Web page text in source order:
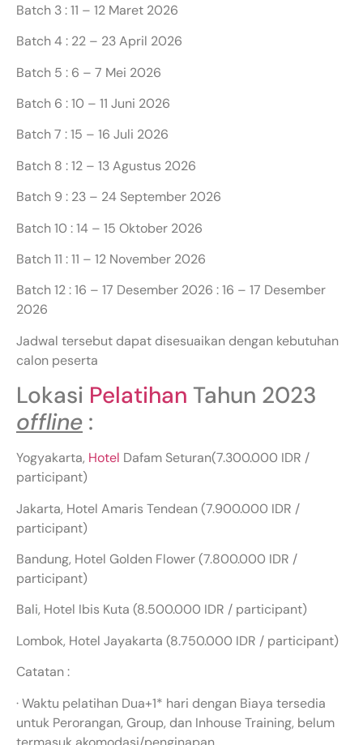
Batch 3 : 11 – 12 Maret 2026
Batch 4 : 22 – 23 April 2026
Batch 5 : 6 – 7 Mei 2026
Batch 6 : 10 – 11 Juni 2026
Batch 7 : 15 – 16 Juli 2026
Batch 8 : 12 – 13 Agustus 2026
Batch 9 : 23 – 24 September 2026
Batch 10 : 14 – 15 Oktober 2026
Batch 11 : 11 – 12 November 2026
Batch 12 : 16 – 17 Desember 2026 : 16 – 17 Desember
2026
Jadwal tersebut dapat disesuaikan dengan kebutuhan
calon peserta
Lokasi Pelatihan Tahun 2023
offline :
Yogyakarta, Hotel Dafam Seturan(7.300.000 IDR /
participant)
Jakarta, Hotel Amaris Tendean (7.900.000 IDR /
participant)
Bandung, Hotel Golden Flower (7.800.000 IDR /
participant)
Bali, Hotel Ibis Kuta (8.500.000 IDR / participant)
Lombok, Hotel Jayakarta (8.750.000 IDR / participant)
Catatan :
· Waktu pelatihan Dua+1* hari dengan Biaya tersedia
untuk Perorangan, Group, dan Inhouse Training, belum